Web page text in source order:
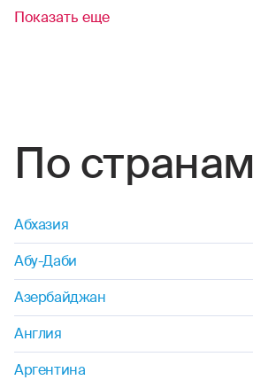
Показать еще
По странам
Абхазия
Абу-Даби
Азербайджан
Англия
Аргентина